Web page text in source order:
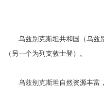
乌兹别克斯坦共和国（乌兹
（另一个为列支敦士登）。
乌兹别克斯坦自然资源丰富